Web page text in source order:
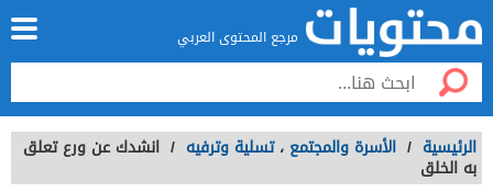
مرجع المحتوى العربي
الرئيسية / الأسرة والمجتمع ، تسلية وترفيه / انشدك عن ورع تعلق
به الخلق